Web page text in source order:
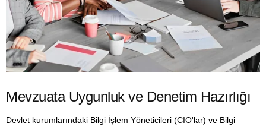
Mevzuata Uygunluk ve Denetim Hazırlığı
Devlet kurumlarındaki Bilgi İşlem Yöneticileri (CIO'lar) ve Bilgi